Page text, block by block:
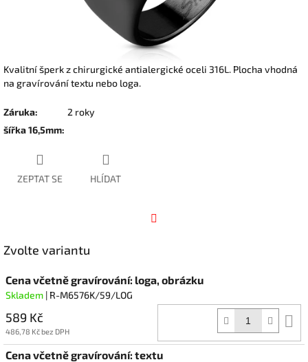
Kvalitní šperk z chirurgické antialergické oceli 316L. Plocha vhodná
na gravírování textu nebo loga.
Záruka:
2 roky
šířka 16,5mm:
ZEPTAT SE HLÍDAT
Zvolte variantu
Cena včetně gravírování: loga, obrázku
Skladem | R-M6576K/59/LOG
589 Kč
486,78 Kč bez DPH
Cena včetně gravírování: textu